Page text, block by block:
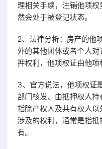
理相关手续，注销他项权
然会处于被登记状态。
2、法律分析：房产的他
外的其他团体或者个人
押权利，他项权证由他项
3、官方说法，他项权证
部门核发、由抵押权人
指除产权人及共有权人
涉及的权利，通常是指
有。